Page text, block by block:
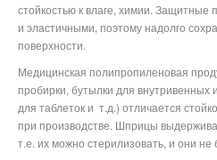
стойкостью к влаге, химии.
и эластичными, поэтому надолго
поверхности.
Медицинская полипропиленовая
пробирки, бутылки для внутривенных
для таблеток и т.д.) отличается
при производстве. Шприцы
т.е. их можно стерилизовать, и они не